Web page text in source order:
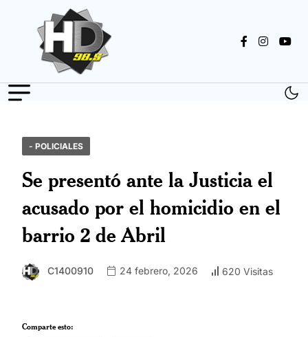
- POLICIALES
Se presentó ante la Justicia el
acusado por el homicidio en el
barrio 2 de Abril
C1400910 24 febrero, 2026 620 Visitas
Comparte esto: